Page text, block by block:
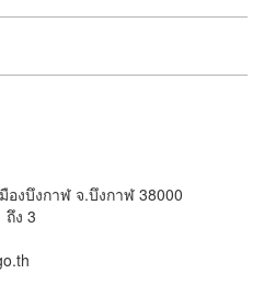
งบึงกาฬ จ.บึงกาฬ 38000
ง 3